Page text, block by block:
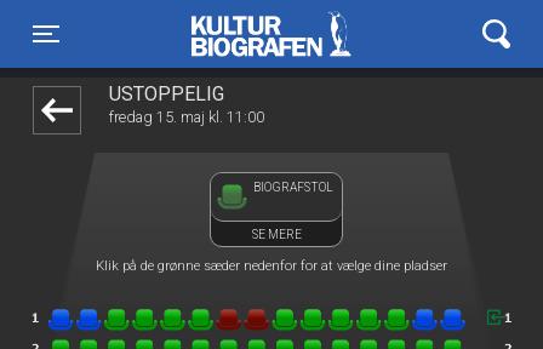
Toggle navigation
Kulturbiografen
USTOPPELIG
fredag 15. maj kl. 11:00
BIOGRAFSTOL
SE MERE
Klik på de grønne sæder nedenfor for at vælge dine pladser
1step-front02 103224